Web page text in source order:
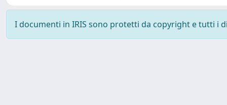
I documenti in IRIS sono protetti da copyright e tutti i